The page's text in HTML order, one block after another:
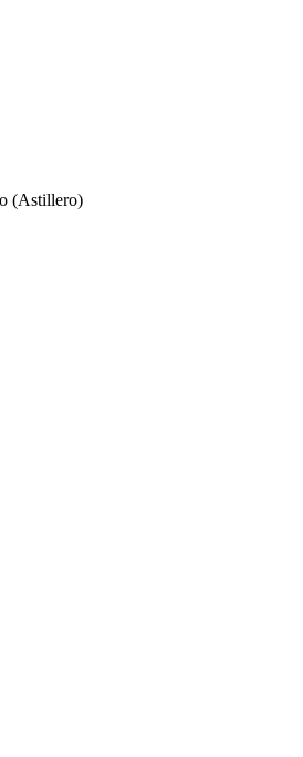
(Astillero)